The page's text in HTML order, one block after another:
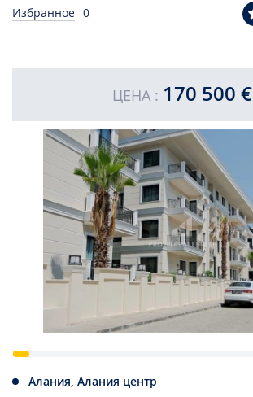
Избранное 0
ЦЕНА : 170 500 €
Алания, Алания центр